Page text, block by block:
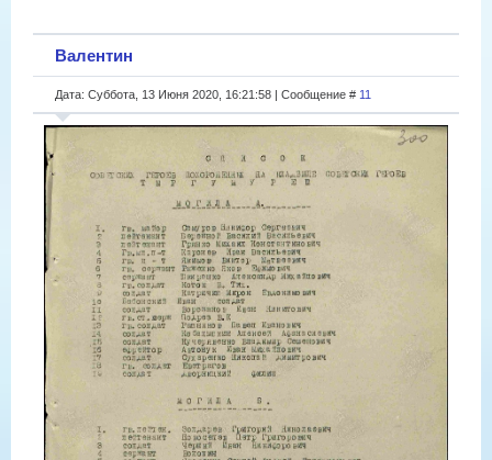
Валентин
Дата: Суббота, 13 Июня 2020, 16:21:58 | Сообщение # 11